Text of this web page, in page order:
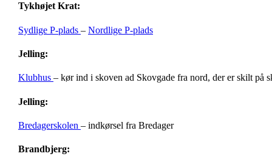
Tykhøjet Krat:
Sydlige P-plads – Nordlige P-plads
Jelling:
Klubhus – kør ind i skoven ad Skovgade fra nord, der er skilt på
Jelling:
Bredagerskolen – indkørsel fra Bredager
Brandbjerg: